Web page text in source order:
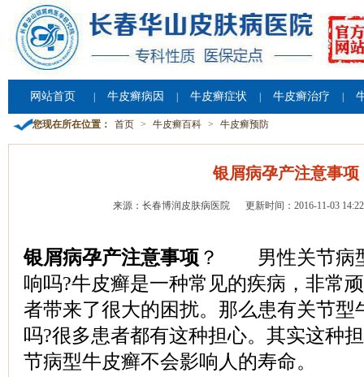
网站首页 牛皮癣病因 牛皮癣症状 牛皮癣治疗
您现在所在位置： 首页 > 牛皮癣百科 > 牛皮癣预防
银屑病孕产注意事项
来源：长春博润皮肤病医院 更新时间：2016-11-03
银屑病孕产注意事项 ？ 男性关节病
响吗?牛皮癣是一种常见的疾病，非常
者带来了很大的困扰。那么患有关节型
吗?很多患者都有这种担心。其实这种
节病型牛皮癣不会影响人的寿命。